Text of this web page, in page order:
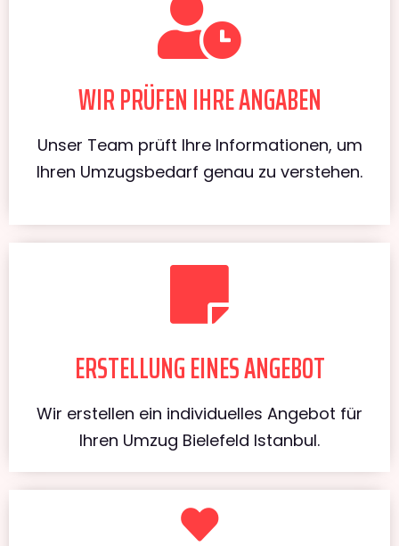
WIR PRÜFEN IHRE ANGABEN
Unser Team prüft Ihre Informationen, um
Ihren Umzugsbedarf genau zu verstehen.
ERSTELLUNG EINES ANGEBOT
Wir erstellen ein individuelles Angebot für
Ihren Umzug Bielefeld Istanbul.